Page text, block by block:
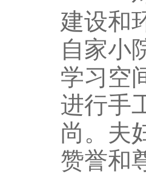
建设和
自家小
学习空
进行手
尚。夫
赞誉和